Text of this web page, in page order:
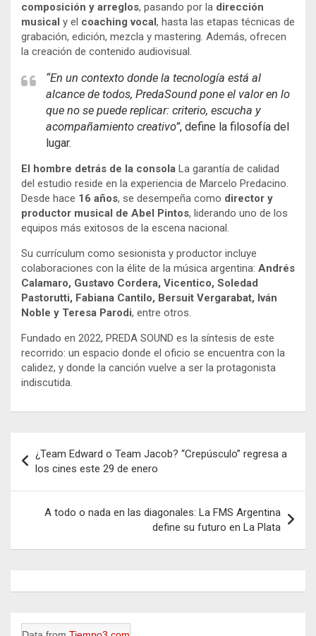
composición y arreglos, pasando por la dirección
musical y el coaching vocal , hasta las etapas técnicas de
grabación, edición, mezcla y mastering. Además, ofrecen
la creación de contenido audiovisual.
“En un contexto donde la tecnología está al
alcance de todos, PredaSound pone el valor en lo
que no se puede replicar: criterio, escucha y
acompañamiento creativo”, define la filosofía del
lugar.
El hombre detrás de la consola La garantía de calidad
del estudio reside en la experiencia de Marcelo Predacino.
Desde hace 16 años, se desempeña como director y
productor musical de Abel Pintos, liderando uno de los
equipos más exitosos de la escena nacional.
Su currículum como sesionista y productor incluye
colaboraciones con la élite de la música argentina: Andrés
Calamaro, Gustavo Cordera, Vicentico, Soledad
Pastorutti, Fabiana Cantilo, Bersuit Vergarabat, Iván
Noble y Teresa Parodi, entre otros.
Fundado en 2022, PREDA SOUND es la síntesis de este
recorrido: un espacio donde el oficio se encuentra con la
calidez, y donde la canción vuelve a ser la protagonista
indiscutida.
de
entradas
¿Team Edward o Team Jacob? “Crepúsculo” regresa a
los cines este 29 de enero
A todo o nada en las diagonales: La FMS Argentina
define su futuro en La Plata